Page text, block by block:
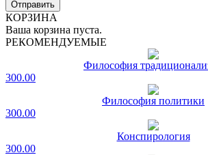
КОРЗИНА
Ваша корзина пуста.
РЕКОМЕНДУЕМЫЕ
Философия
300.00
Философия политики
300.00
Конспирология
300.00